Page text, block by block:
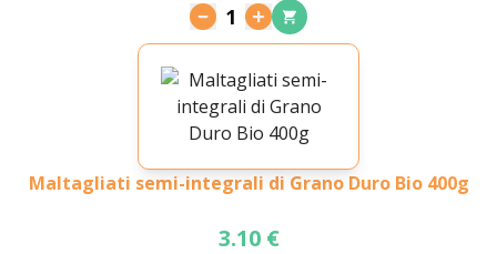
1
Maltagliati semi-integrali di Grano Duro Bio 400g
3.10 €